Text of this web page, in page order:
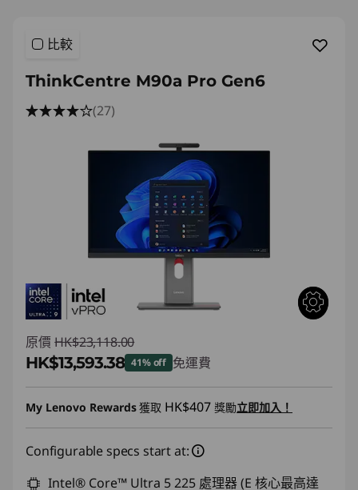
比較
ThinkCentre M90a Pro Gen6
(27)
原價 HK$23,118.00
HK$13,593.38 41% off 免運費
即省 :-HK$9,524.62
My Lenovo Rewards獲取 HK$407 獎勵立即加入！
Configurable specs start at:
Intel® Core™ Ultra 5 225 處理器 (E 核心最高達